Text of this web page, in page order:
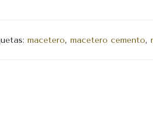
macetero, macetero cemento,